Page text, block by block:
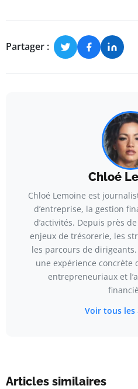
Partager :
Chloé
Chloé Lemoine est
d’entreprise, la gestion
d’activités. Depuis près
enjeux de trésorerie, les
les parcours de
une expérience concrète
entrepreneuriaux et
Voir tous
Articles similaires